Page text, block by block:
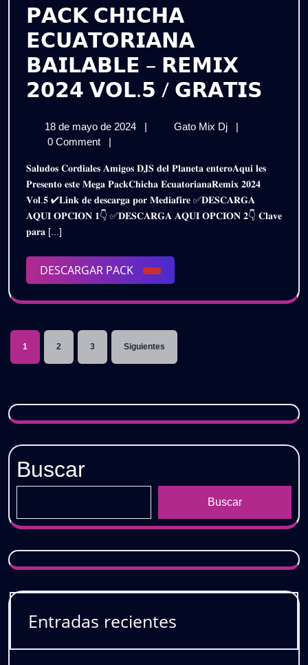
𝗣𝗔𝗖𝗞 𝗖𝗛𝗜𝗖𝗛𝗔
𝗘𝗖𝗨𝗔𝗧𝗢𝗥𝗜𝗔𝗡𝗔
𝗕𝗔𝗜𝗟𝗔𝗕𝗟𝗘 – 𝗥𝗘𝗠𝗜𝗫
𝟮𝟬𝟮𝟰 𝗩𝗢𝗟.𝟱 / 𝗚𝗥𝗔𝗧𝗜𝗦
18 de mayo de 2024
18
de
2024
| Gato Mix Dj
𝗣𝗔𝗖𝗞
𝗕𝗔𝗜𝗟𝗔𝗕𝗟𝗘
–
𝗥𝗘𝗠𝗜𝗫
𝟮𝟬𝟮𝟰
|
0 Comment
|
𝐒𝐚𝐥𝐮𝐝𝐨𝐬 𝐂𝐨𝐫𝐝𝐢𝐚𝐥𝐞𝐬 𝐀𝐦𝐢𝐠𝐨𝐬 𝐃𝐉𝐒 𝐝𝐞𝐥 𝐏𝐥𝐚𝐧𝐞𝐭𝐚 𝐞𝐧𝐭𝐞𝐫𝐨𝐀𝐪𝐮𝐢 𝐥𝐞𝐬
𝐏𝐫𝐞𝐬𝐞𝐧𝐭𝐨 𝐞𝐬𝐭𝐞 𝐌𝐞𝐠𝐚 𝐏𝐚𝐜𝐤𝐂𝐡𝐢𝐜𝐡𝐚 𝐄𝐜𝐮𝐚𝐭𝐨𝐫𝐢𝐚𝐧𝐚𝐑𝐞𝐦𝐢𝐱 𝟐𝟎𝟐𝟒
𝐕𝐨𝐥.𝟓 ✔𝐋𝐢𝐧𝐤 𝐝𝐞 𝐝𝐞𝐬𝐜𝐚𝐫𝐠𝐚 𝐩𝐨𝐫 𝐌𝐞𝐝𝐢𝐚𝐟𝐢𝐫𝐞 ✅𝐃𝐄𝐒𝐂𝐀𝐑𝐆𝐀
𝐀𝐐𝐔𝐈 𝐎𝐏𝐂𝐈𝐎𝐍 𝟏👇 ✅𝐃𝐄𝐒𝐂𝐀𝐑𝐆𝐀 𝐀𝐐𝐔𝐈 𝐎𝐏𝐂𝐈𝐎𝐍 𝟐👇 𝐂𝐥𝐚𝐯𝐞
𝐩𝐚𝐫𝐚 [...]
DESCARGAR PACK
DESCARGAR
PACK
Paginación
de
1 2 3 Siguientes
Buscar
Buscar
Entradas recientes